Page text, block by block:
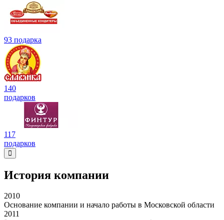
93 подарка
140
подарков
117
подарков
История компании
2010
Основание компании и начало работы в Московской области
2011